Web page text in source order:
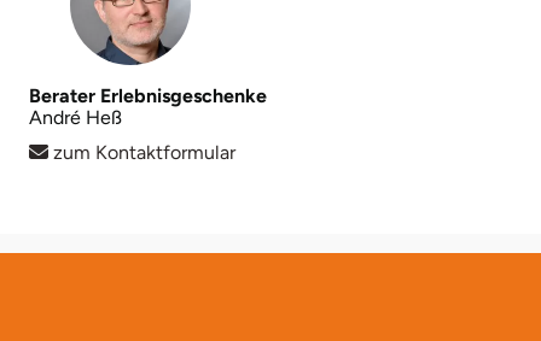
Berater Erlebnisgeschenke
André Heß
zum Kontaktformular